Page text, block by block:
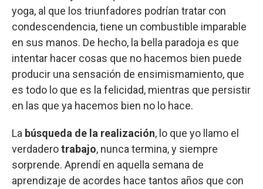
yoga, al que los triunfadores podrían tratar con
condescendencia, tiene un combustible imparable
en sus manos. De hecho, la bella paradoja es que
intentar hacer cosas que no hacemos bien puede
producir una sensación de ensimismamiento, que
es todo lo que es la felicidad, mientras que persistir
en las que ya hacemos bien no lo hace.
La búsqueda de la realización, lo que yo llamo el
verdaderotrabajo, nunca termina, y siempre
sorprende. Aprendí en aquella semana de
aprendizaje de acordes hace tantos años que con